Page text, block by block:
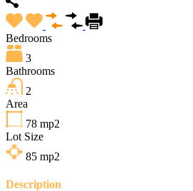
Bedrooms
3
Bathrooms
2
Area
78 mp2
Lot Size
85 mp2
Description